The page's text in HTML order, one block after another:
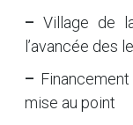
– Village de
l’avancée des
–
mise au point